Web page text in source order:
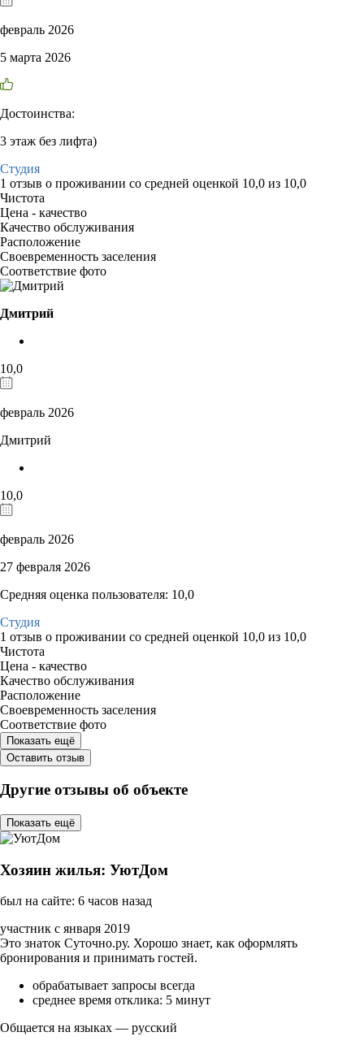
февраль 2026
5 марта 2026
Достоинства:
3 этаж без лифта)
Студия
1 отзыв о проживании со средней оценкой 10,0 из 10,0
Чистота
Цена - качество
Качество обслуживания
Расположение
Своевременность заселения
Соответствие фото
Дмитрий
10,0
февраль 2026
Дмитрий
10,0
февраль 2026
27 февраля 2026
Средняя оценка пользователя: 10,0
Студия
1 отзыв о проживании со средней оценкой 10,0 из 10,0
Чистота
Цена - качество
Качество обслуживания
Расположение
Своевременность заселения
Соответствие фото
Показать ещё
Оставить отзыв
Другие отзывы об объекте
Показать ещё
Хозяин жилья: УютДом
был на сайте: 6 часов назад
участник с января 2019
Это знаток Суточно.ру. Хорошо знает, как оформлять
бронирования и принимать гостей.
обрабатывает запросы всегда
среднее время отклика: 5 минут
Общается на языках — русский